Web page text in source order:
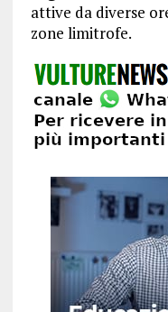
attive da diverse
zone limitrofe.